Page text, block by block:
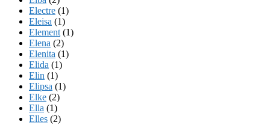
Electre (1)
Eleisa (1)
Element (1)
Elena (2)
Elenita (1)
Elida (1)
Elin (1)
Elipsa (1)
Elke (2)
Ella (1)
Elles (2)